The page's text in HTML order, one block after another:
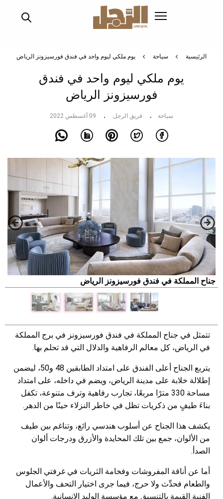
الرئيسية سياحة يوم ملكي ليوم واحد في فندق فورسيزونز الرياض
يوم ملكي ليوم واحد في فندق
فورسيزونز الرياض
سياحة فريق الرجل 09 أغسطس 2022
جناح المملكة في فندق فورسيزونز الرياض
تتمثل في جناح المملكة في فندق فورسيزونز في برج المملكة
في الرياض، كل معالم الرفاهية والدلال التي قد تحلم بها.
يتربع الجناح أعلى الفندق على امتداد الطابقين 48 و50، ليضمن
إطلالة خلابة على مدينة الرياض، ويضم في داخله، على امتداد
مساحة 330 مترًا مربعًا، تجارب رفاهية وترف متنوعة، تكفل
بناءَ طيفٍ من ذكريات تظل في خاطر النزلاء حينًا من الدهر.
يكشف هذا الجناح عن أسلوب هندسي رائع، وتناغم بين طيف
من الألوان، جمع بين تلك المحايدة والأزرق ودرجات ألوان
الصدأ.
أما عن أناقة المفروشات وفخامة الثريات في غرفتي الجلوس
والطعام فحدِّث ولا حرج، فيما جرى اختيار التحف والأعمال
الفنية القيمة بالتنسيق مع مؤسسة الوليد الإنسانية.